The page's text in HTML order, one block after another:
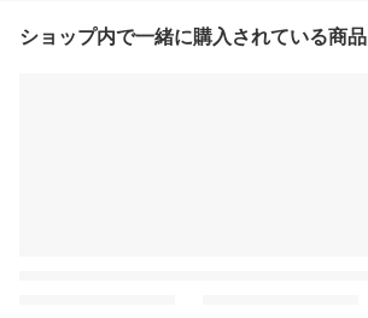
ショップ内で一緒に購入されている商品